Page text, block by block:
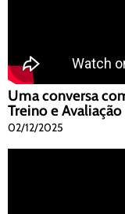
Uma conversa
Treino e
02/12/2025